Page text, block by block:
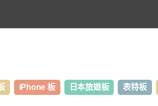
iPhone 板 日本旅遊板 表特板